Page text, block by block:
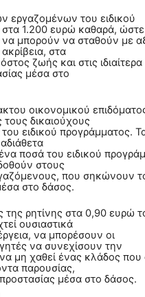
εργαζομένων του ειδικού
1.200 ευρώ καθαρά, ώστε
μπορούν να σταθούν με
στα
ζωής και στις
μέσα στο
οικονομικού
δικαιούχους
ειδικού προγράμματος.
ποσά του ειδικού
στους
που σηκώνουν
στο δάσος.
της ρητίνης στα 0,90 ευρώ
ουσιαστικά
να μπορέσουν οι
να συνεχίσουν την
μη χαθεί ένας κλάδος που
παρουσίας,
μέσα στο δάσος.